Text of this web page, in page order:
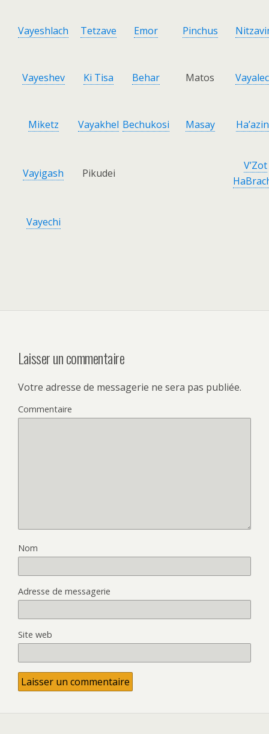
Vayeshlach Tetzave Emor Pinchus
Vayeshev Ki Tisa Behar Matos
Miketz Vayakhel Bechukosi Masay
Vayigash Pikudei
V’Zot
Vayechi
Laisser un commentaire
Votre adresse de messagerie ne sera pas publiée.
Commentaire
Nom
Adresse de messagerie
Site web